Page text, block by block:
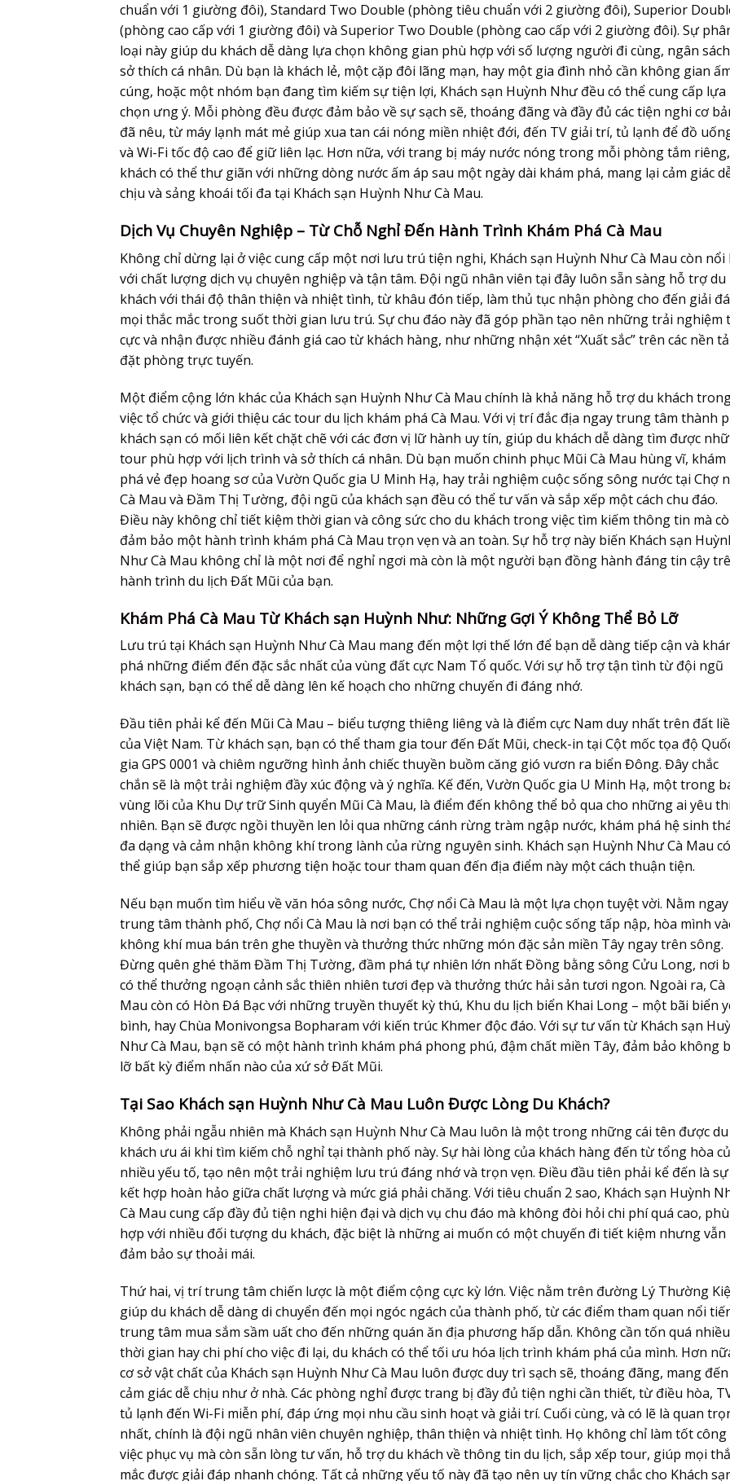
chuẩn với 1 giường đôi), Standard Two Double (phòng tiêu chuẩn với 2 giường đôi), Superior
(phòng cao cấp với 1 giường đôi) và Superior Two Double (phòng cao cấp với 2 giường đôi). Sự
loại này giúp du khách dễ dàng lựa chọn không gian phù hợp với số lượng người đi cùng, ngân
sở thích cá nhân. Dù bạn là khách lẻ, một cặp đôi lãng mạn, hay một gia đình nhỏ cần không gian
cúng, hoặc một nhóm bạn đang tìm kiếm sự tiện lợi, Khách sạn Huỳnh Như đều có thể cung cấp lựa
chọn ưng ý. Mỗi phòng đều được đảm bảo về sự sạch sẽ, thoáng đãng và đầy đủ các tiện nghi cơ
đã nêu, từ máy lạnh mát mẻ giúp xua tan cái nóng miền nhiệt đới, đến TV giải trí, tủ lạnh để đồ
và Wi-Fi tốc độ cao để giữ liên lạc. Hơn nữa, với trang bị máy nước nóng trong mỗi phòng tắm
khách có thể thư giãn với những dòng nước ấm áp sau một ngày dài khám phá, mang lại cảm giác
chịu và sảng khoái tối đa tại Khách sạn Huỳnh Như Cà Mau.
Dịch Vụ Chuyên Nghiệp – Từ Chỗ Nghỉ Đến Hành Trình Khám Phá Cà Mau
Không chỉ dừng lại ở việc cung cấp một nơi lưu trú tiện nghi, Khách sạn Huỳnh Như Cà Mau còn nổi
với chất lượng dịch vụ chuyên nghiệp và tận tâm. Đội ngũ nhân viên tại đây luôn sẵn sàng hỗ trợ du
khách với thái độ thân thiện và nhiệt tình, từ khâu đón tiếp, làm thủ tục nhận phòng cho đến giải
mọi thắc mắc trong suốt thời gian lưu trú. Sự chu đáo này đã góp phần tạo nên những trải nghiệm
cực và nhận được nhiều đánh giá cao từ khách hàng, như những nhận xét “Xuất sắc” trên các nền
đặt phòng trực tuyến.
Một điểm cộng lớn khác của Khách sạn Huỳnh Như Cà Mau chính là khả năng hỗ trợ du khách
việc tổ chức và giới thiệu các tour du lịch khám phá Cà Mau. Với vị trí đắc địa ngay trung tâm thành
khách sạn có mối liên kết chặt chẽ với các đơn vị lữ hành uy tín, giúp du khách dễ dàng tìm được
tour phù hợp với lịch trình và sở thích cá nhân. Dù bạn muốn chinh phục Mũi Cà Mau hùng vĩ, khám
phá vẻ đẹp hoang sơ của Vườn Quốc gia U Minh Hạ, hay trải nghiệm cuộc sống sông nước tại Chợ
Cà Mau và Đầm Thị Tường, đội ngũ của khách sạn đều có thể tư vấn và sắp xếp một cách chu đáo.
Điều này không chỉ tiết kiệm thời gian và công sức cho du khách trong việc tìm kiếm thông tin mà
đảm bảo một hành trình khám phá Cà Mau trọn vẹn và an toàn. Sự hỗ trợ này biến Khách sạn
Như Cà Mau không chỉ là một nơi để nghỉ ngơi mà còn là một người bạn đồng hành đáng tin cậy
hành trình du lịch Đất Mũi của bạn.
Khám Phá Cà Mau Từ Khách sạn Huỳnh Như: Những Gợi Ý Không Thể Bỏ Lỡ
Lưu trú tại Khách sạn Huỳnh Như Cà Mau mang đến một lợi thế lớn để bạn dễ dàng tiếp cận và
phá những điểm đến đặc sắc nhất của vùng đất cực Nam Tổ quốc. Với sự hỗ trợ tận tình từ đội ngũ
khách sạn, bạn có thể dễ dàng lên kế hoạch cho những chuyến đi đáng nhớ.
Đầu tiên phải kể đến Mũi Cà Mau – biểu tượng thiêng liêng và là điểm cực Nam duy nhất trên đất
của Việt Nam. Từ khách sạn, bạn có thể tham gia tour đến Đất Mũi, check-in tại Cột mốc tọa độ
gia GPS 0001 và chiêm ngưỡng hình ảnh chiếc thuyền buồm căng gió vươn ra biển Đông. Đây chắc
chắn sẽ là một trải nghiệm đầy xúc động và ý nghĩa. Kế đến, Vườn Quốc gia U Minh Hạ, một trong
vùng lõi của Khu Dự trữ Sinh quyển Mũi Cà Mau, là điểm đến không thể bỏ qua cho những ai yêu
nhiên. Bạn sẽ được ngồi thuyền len lỏi qua những cánh rừng tràm ngập nước, khám phá hệ sinh
đa dạng và cảm nhận không khí trong lành của rừng nguyên sinh. Khách sạn Huỳnh Như Cà Mau có
thể giúp bạn sắp xếp phương tiện hoặc tour tham quan đến địa điểm này một cách thuận tiện.
Nếu bạn muốn tìm hiểu về văn hóa sông nước, Chợ nổi Cà Mau là một lựa chọn tuyệt vời. Nằm ngay
trung tâm thành phố, Chợ nổi Cà Mau là nơi bạn có thể trải nghiệm cuộc sống tấp nập, hòa mình
không khí mua bán trên ghe thuyền và thưởng thức những món đặc sản miền Tây ngay trên sông.
Đừng quên ghé thăm Đầm Thị Tường, đầm phá tự nhiên lớn nhất Đồng bằng sông Cửu Long, nơi
có thể thưởng ngoạn cảnh sắc thiên nhiên tươi đẹp và thưởng thức hải sản tươi ngon. Ngoài ra, Cà
Mau còn có Hòn Đá Bạc với những truyền thuyết kỳ thú, Khu du lịch biển Khai Long – một bãi biển
bình, hay Chùa Monivongsa Bopharam với kiến trúc Khmer độc đáo. Với sự tư vấn từKhách sạn
Như Cà Mau, bạn sẽ có một hành trình khám phá phong phú, đậm chất miền Tây, đảm bảo không
lỡ bất kỳ điểm nhấn nào của xứ sở Đất Mũi.
Tại Sao Khách sạn Huỳnh Như Cà Mau Luôn Được Lòng Du Khách?
Không phải ngẫu nhiên mà Khách sạn Huỳnh Như Cà Mau luôn là một trong những cái tên được du
khách ưu ái khi tìm kiếm chỗ nghỉ tại thành phố này. Sự hài lòng của khách hàng đến từ tổng hòa
nhiều yếu tố, tạo nên một trải nghiệm lưu trú đáng nhớ và trọn vẹn. Điều đầu tiên phải kể đến là sự
kết hợp hoàn hảo giữa chất lượng và mức giá phải chăng. Với tiêu chuẩn 2 sao, Khách sạn Huỳnh
Cà Mau cung cấp đầy đủ tiện nghi hiện đại và dịch vụ chu đáo mà không đòi hỏi chi phí quá cao, phù
hợp với nhiều đối tượng du khách, đặc biệt là những ai muốn có một chuyến đi tiết kiệm nhưng vẫn
đảm bảo sự thoải mái.
Thứ hai, vị trí trung tâm chiến lược là một điểm cộng cực kỳ lớn. Việc nằm trên đường Lý Thường
giúp du khách dễ dàng di chuyển đến mọi ngóc ngách của thành phố, từ các điểm tham quan nổi
trung tâm mua sắm sầm uất cho đến những quán ăn địa phương hấp dẫn. Không cần tốn quá nhiều
thời gian hay chi phí cho việc đi lại, du khách có thể tối ưu hóa lịch trình khám phá của mình. Hơn
cơ sở vật chất của Khách sạn Huỳnh Như Cà Mau luôn được duy trì sạch sẽ, thoáng đãng, mang đến
cảm giác dễ chịu như ở nhà. Các phòng nghỉ được trang bị đầy đủ tiện nghi cần thiết, từ điều hòa,
tủ lạnh đến Wi-Fi miễn phí, đáp ứng mọi nhu cầu sinh hoạt và giải trí. Cuối cùng, và có lẽ là quan
nhất, chính là đội ngũ nhân viên chuyên nghiệp, thân thiện và nhiệt tình. Họ không chỉ làm tốt công
việc phục vụ mà còn sẵn lòng tư vấn, hỗ trợ du khách về thông tin du lịch, sắp xếp tour, giúp mọi
mắc được giải đáp nhanh chóng. Tất cả những yếu tố này đã tạo nên uy tín vững chắc cho Khách